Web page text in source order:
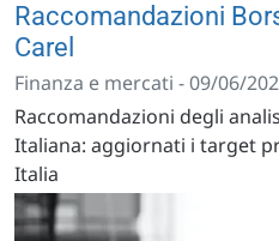
Raccomandazioni
Carel
Finanza e mercati - 09/06/
Raccomandazioni degli
Italiana: aggiornati i target
Italia